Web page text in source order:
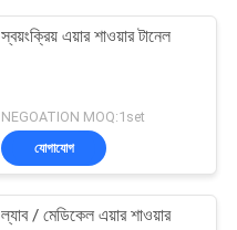
স্বয়ংক্রিয় এয়ার শাওয়ার টানেল
NEGOATION MOQ:1set
যোগাযোগ
ল্যাব / মেডিকেল এয়ার শাওয়ার